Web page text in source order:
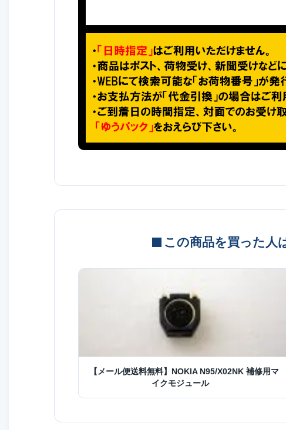
この商品を買った人
【メール便送料無料】NOKIA N95/X02NK 補修用マ
イクモジュール